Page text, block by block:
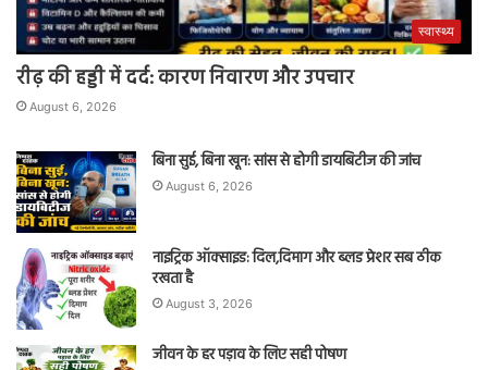
स्वास्थ्य
रीढ़ की हड्डी में दर्द: कारण निवारण और उपचार
August 6, 2026
बिना सुई, बिना खून: सांस से होगी डायबिटीज की जांच
August 6, 2026
नाइट्रिक ऑक्साइड: दिल,दिमाग और ब्लड प्रेशर सब ठीक
रखता है
August 3, 2026
जीवन के हर पड़ाव के लिए सही पोषण